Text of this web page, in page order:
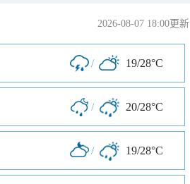
2026-08-07 18:00更新
/ 19/28°C
/ 20/28°C
/ 19/28°C